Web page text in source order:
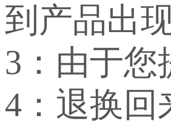
到产品出
3：由于
4：退换回